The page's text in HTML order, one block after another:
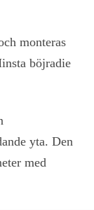
monteras
böjradie
yta. Den
med